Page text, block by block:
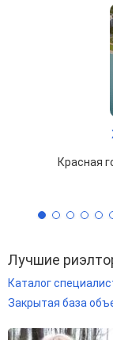
Красная
Лучшие
Каталог
Закрытая база